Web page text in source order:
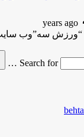
سایت ورزش سه در فاصله 8
Search for